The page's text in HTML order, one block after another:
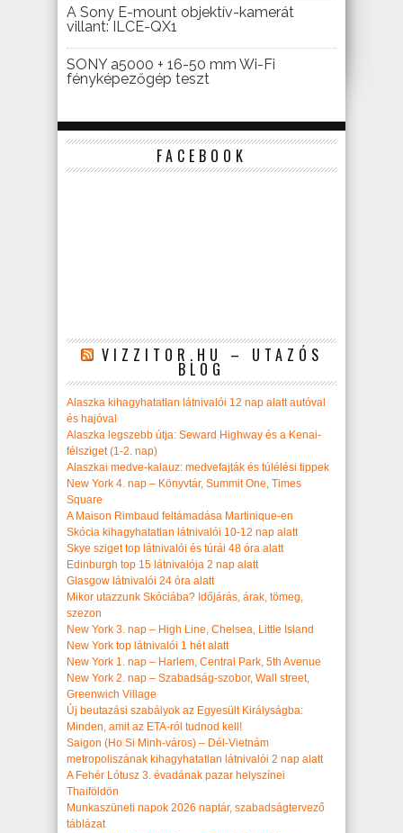
A Sony E-mount objektív-kamerát
villant: ILCE-QX1
SONY a5000 + 16-50 mm Wi-Fi
fényképezőgép teszt
FACEBOOK
VIZZITOR.HU – UTAZÓS
BLOG
Alaszka kihagyhatatlan látnivalói 12 nap alatt autóval
és hajóval
Alaszka legszebb útja: Seward Highway és a Kenai-
félsziget (1-2. nap)
Alaszkai medve-kalauz: medvefajták és túlélési tippek
New York 4. nap – Könyvtár, Summit One, Times
Square
A Maison Rimbaud feltámadása Martinique-en
Skócia kihagyhatatlan látnivalói 10-12 nap alatt
Skye sziget top látnivalói és túrái 48 óra alatt
Edinburgh top 15 látnivalója 2 nap alatt
Glasgow látnivalói 24 óra alatt
Mikor utazzunk Skóciába? Időjárás, árak, tömeg,
szezon
New York 3. nap – High Line, Chelsea, Little Island
New York top látnivalói 1 hét alatt
New York 1. nap – Harlem, Central Park, 5th Avenue
New York 2. nap – Szabadság-szobor, Wall street,
Greenwich Village
Új beutazási szabályok az Egyesült Királyságba:
Minden, amit az ETA-ról tudnod kell!
Saigon (Ho Si Minh-város) – Dél-Vietnám
metropoliszának kihagyhatatlan látnivalói 2 nap alatt
A Fehér Lótusz 3. évadának pazar helyszínei
Thaiföldön
Munkaszüneti napok 2026 naptár, szabadságtervező
táblázat